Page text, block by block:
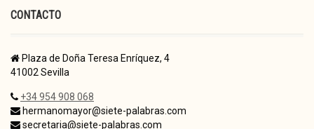
CONTACTO
Plaza de Doña Teresa Enríquez, 4
41002 Sevilla
+34 954 908 068
hermanomayor@siete-palabras.com
secretaria@siete-palabras.com